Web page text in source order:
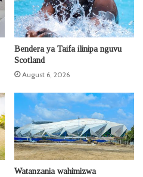
Bendera ya Taifa ilinipa nguvu
Scotland
August 6, 2026
Watanzania wahimizwa